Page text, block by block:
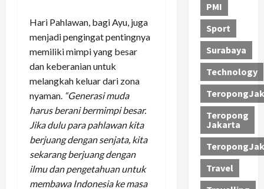
Hari Pahlawan, bagi Ayu, juga
menjadi pengingat pentingnya
memiliki mimpi yang besar
dan keberanian untuk
melangkah keluar dari zona
nyaman. “Generasi muda
harus berani bermimpi besar.
Jika dulu para pahlawan kita
berjuang dengan senjata, kita
sekarang berjuang dengan
ilmu dan pengetahuan untuk
membawa Indonesia ke masa
PMI
Sport
Surabaya
Technology
Teropong
Jakarta
Travel